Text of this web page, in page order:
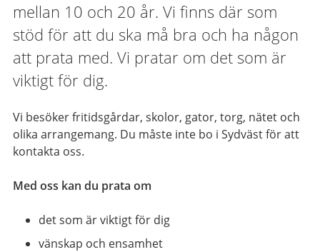
mellan 10 och 20 år. Vi finns där som
stöd för att du ska må bra och ha någon
att prata med. Vi pratar om det som är
viktigt för dig.
Vi besöker fritidsgårdar, skolor, gator, torg, nätet och
olika arrangemang. Du måste inte bo i Sydväst för att
kontakta oss.
Med oss kan du prata om
det som är viktigt för dig
vänskap och ensamhet